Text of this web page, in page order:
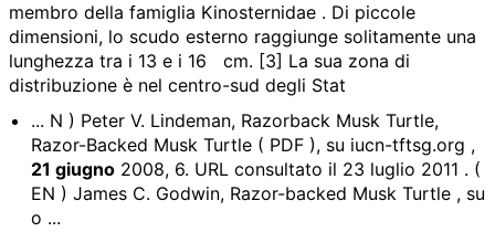
membro della famiglia Kinosternidae . Di piccole
dimensioni, lo scudo esterno raggiunge solitamente una
lunghezza tra i 13 e i 16 cm. [3] La sua zona di
distribuzione è nel centro-sud degli Stat
... N ) Peter V. Lindeman, Razorback Musk Turtle,
Razor-Backed Musk Turtle ( PDF ), su iucn-tftsg.org ,
21 giugno 2008, 6. URL consultato il 23 luglio 2011 . (
EN ) James C. Godwin, Razor-backed Musk Turtle , su
o ...